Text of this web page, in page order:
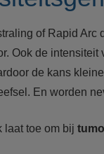
of Rapid Arc
Ook de
de kans
En worden
laat toe om bij